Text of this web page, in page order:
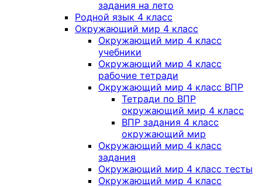
задания на лето
Родной язык 4 класс
Окружающий мир 4 класс
Окружающий мир 4 класс
учебники
Окружающий мир 4 класс
рабочие тетради
Окружающий мир 4 класс ВПР
Тетради по ВПР
окружающий мир 4 класс
ВПР задания 4 класс
окружающий мир
Окружающий мир 4 класс
задания
Окружающий мир 4 класс тесты
Окружающий мир 4 класс